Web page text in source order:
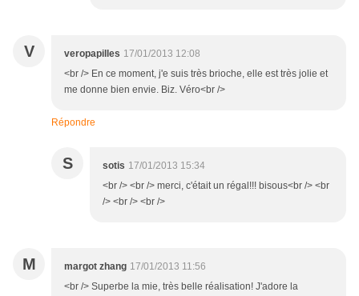
V veropapilles 17/01/2013 12:08
<br /> En ce moment, j'e suis très brioche, elle est très jolie et
me donne bien envie. Biz. Véro<br />
Répondre
S sotis 17/01/2013 15:34
<br /> <br /> merci, c'était un régal!!! bisous<br /> <br
/> <br /> <br />
M margot zhang 17/01/2013 11:56
<br /> Superbe la mie, très belle réalisation! J'adore la